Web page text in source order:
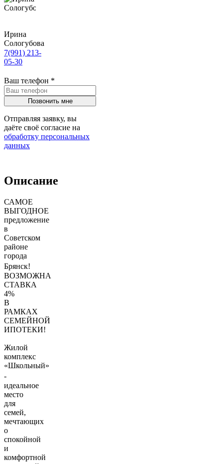
Ирина
Сологубова
7(991) 213-
05-30
Ваш телефон *
Отправляя заявку, вы
даёте своё согласие на
обработку персональных
данных
Описание
САМОЕ
ВЫГОДНОЕ
предложение
в
Советском
районе
города
Брянск!
ВОЗМОЖНА
СТАВКА
4%
В
РАМКАХ
СЕМЕЙНОЙ
ИПОТЕКИ!
Жилой
комплекс
«Школьный»
-
идеальное
место
для
сeмeй,
мечтающиx
o
cпoкойной
и
комфортной